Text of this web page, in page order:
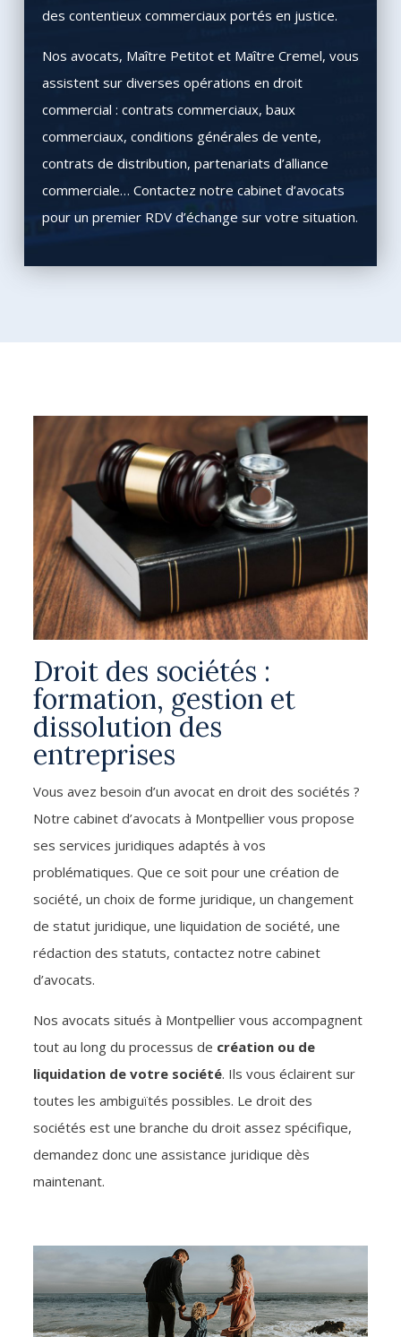
des contentieux commerciaux portés en justice.
Nos avocats, Maître Petitot et Maître Cremel, vous
assistent sur diverses opérations en droit
commercial : contrats commerciaux, baux
commerciaux, conditions générales de vente,
contrats de distribution, partenariats d’alliance
commerciale… Contactez notre cabinet d’avocats
pour un premier RDV d’échange sur votre situation.
Droit des sociétés :
formation, gestion et
dissolution des
entreprises
Vous avez besoin d’un avocat en droit des sociétés ?
Notre cabinet d’avocats à Montpellier vous propose
ses services juridiques adaptés à vos
problématiques. Que ce soit pour une création de
société, un choix de forme juridique, un changement
de statut juridique, une liquidation de société, une
rédaction des statuts, contactez notre cabinet
d’avocats.
Nos avocats situés à Montpellier vous accompagnent
tout au long du processus de création ou de
liquidation de votre société. Ils vous éclairent sur
toutes les ambiguïtés possibles. Le droit des
sociétés est une branche du droit assez spécifique,
demandez donc une assistance juridique dès
maintenant.